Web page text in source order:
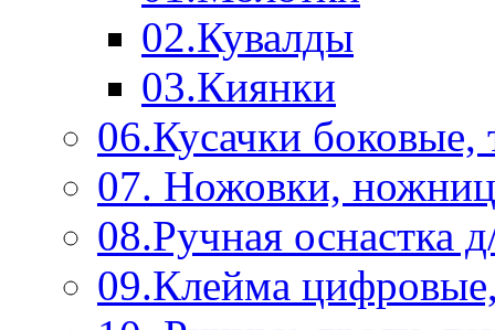
02.Кувалды
03.Киянки
06.Кусачки боковые,
07. Ножовки,
08.Ручная оснастка
09.Клейма